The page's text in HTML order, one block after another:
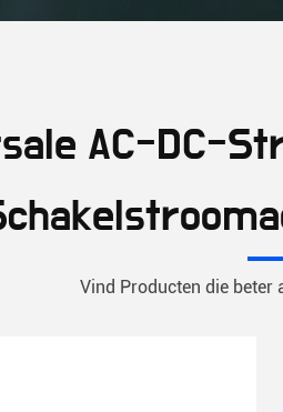
AC-DC-
Vind Producten die beter